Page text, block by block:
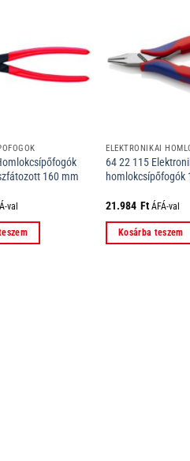
160 mm
val
64 22 115
homlokcsípőfogók
21.984 Ft ÁFÁ-val
Kosárba teszem